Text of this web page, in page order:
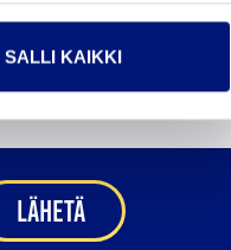
SALLI KAIKKI